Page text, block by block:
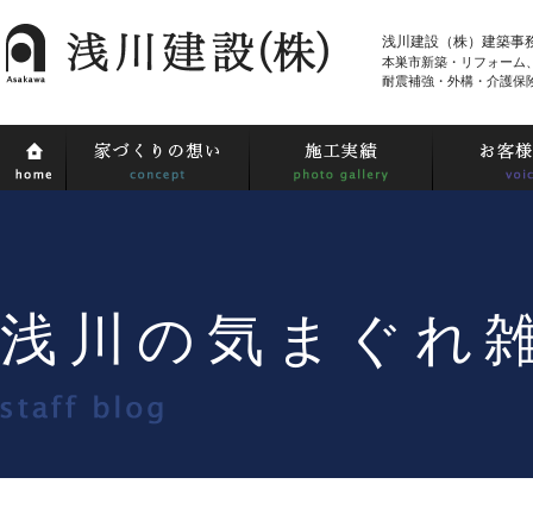
浅川建設（株）建築事
本巣市新築・リフォーム
耐震補強・外構・介護保
浅川の気まぐれ